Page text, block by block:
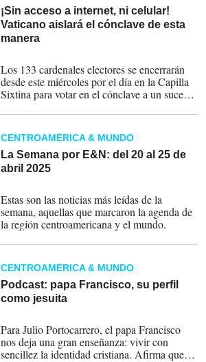
¡Sin acceso a internet, ni celular!
Vaticano aislará el cónclave de esta
manera
Los 133 cardenales electores se encerrarán
desde este miércoles por el día en la Capilla
Sixtina para votar en el cónclave a un sucesor
en edificios del Vaticano como la Casa de
Santa Marta y alguna otra dependencia.
CENTROAMÉRICA & MUNDO
La Semana por E&N: del 20 al 25 de
abril 2025
Estas son las noticias más leídas de la
semana, aquellas que marcaron la agenda de
la región centroamericana y el mundo.
CENTROAMÉRICA & MUNDO
Podcast: papa Francisco, su perfil
como jesuita
Para Julio Portocarrero, el papa Francisco
nos deja una gran enseñanza: vivir con
sencillez la identidad cristiana. Afirma que